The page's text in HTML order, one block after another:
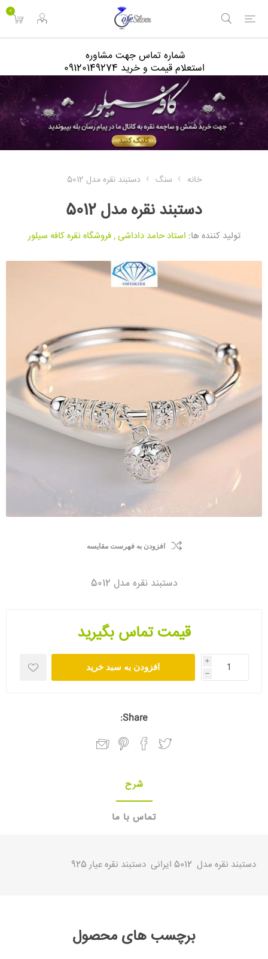
0
شماره تماس جهت مشاوره
استعلام قیمت و خرید 09120149274
خانه سنگ دستبند نقره مدل 5012
دستبند نقره مدل 5012
تولید کننده ها: استاد حامد داداشی,فروشگاه نقره کافه سیلور
افزودن به فهرست مقایسه
دستبند نقره مدل 5012
قیمت تماس بگیرید
i
h
افزودن به سبد خرید
Share:
شرح
تماس با ما
دستبند نقره مدل 5012 ایرانی دستبند نقره عیار 925
برچسب های محصول